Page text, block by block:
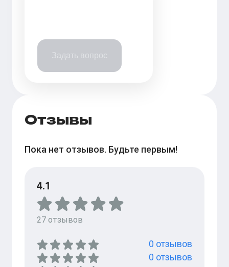
Задать вопрос
Отзывы
Пока нет отзывов. Будьте первым!
4.1
27 отзывов
0 отзывов
0 отзывов